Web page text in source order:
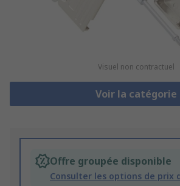
Visuel non contractuel
Voir la catégorie
Offre groupée disponible
Consulter les options de prix